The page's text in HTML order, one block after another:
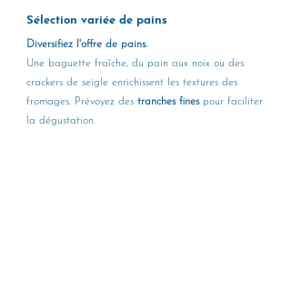
Sélection variée de pains
Diversifiez l'offre de pains.
Une baguette fraîche, du pain aux noix ou des
crackers de seigle enrichissent les textures des
fromages. Prévoyez des tranches fines pour faciliter
la dégustation.